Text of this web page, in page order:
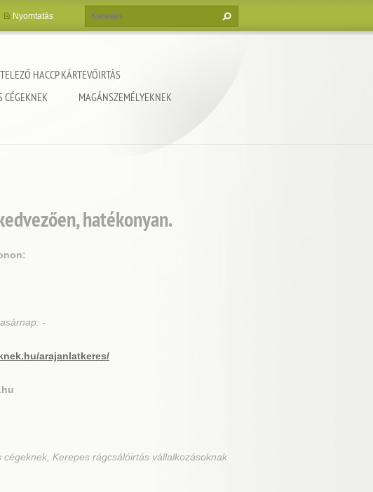
HACCP KÁRTEVŐIRTÁS
CÉGEKNEK
MAGÁNSZEMÉLYEKNEK
Nyomtatás
hatékonyan.
-
arajanlatkeres/
Kerepes rágcsálóirtás vállalkozásoknak